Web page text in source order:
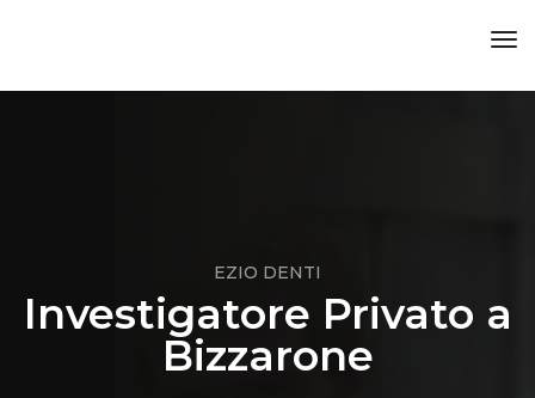
EZIO DENTI
Investigatore Privato a
Bizzarone